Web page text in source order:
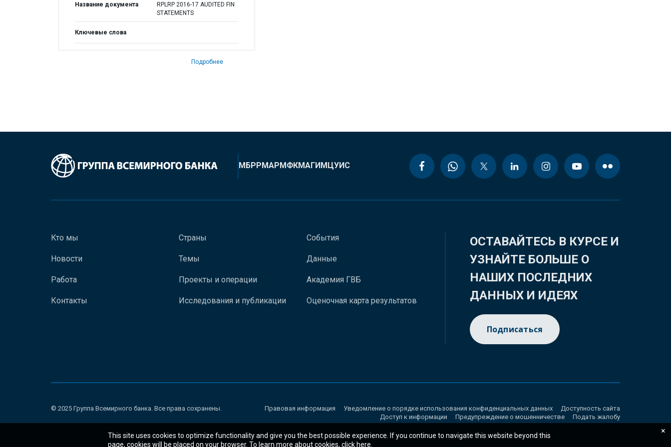
Название документа
RPLRP 2016-17 AUDITED FIN
STATEMENTS
Ключевые слова
Подробнее
МБРРМАРМФКМАГИМЦУИС
Кто мы
Новости
Работа
Контакты
Страны
Темы
Проекты и операции
Исследования и публикации
События
Данные
Академия ГВБ
Оценочная карта результатов
ОСТАВАЙТЕСЬ В КУРСЕ И
УЗНАЙТЕ БОЛЬШЕ О
НАШИХ ПОСЛЕДНИХ
ДАННЫХ И ИДЕЯХ
Подписаться
© 2025 Группа Всемирного банка. Все права сохранены. Правовая информация Уведомление о порядке использования конфиденциальных данных
Доступность сайта
Доступ к информации
Предупреждение о мошенничестве Подать жалобу
This site uses cookies to optimize functionality and give you the best possible experience. If you continue to navigate this website beyond this
page, cookies will be placed on your browser. To learn more about cookies, click here
×